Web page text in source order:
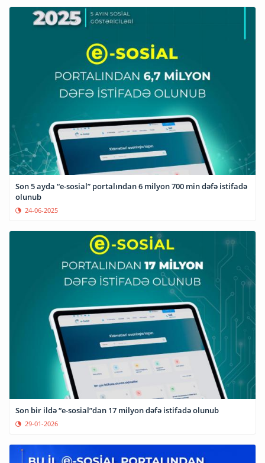
Son 5 ayda “e-sosial” portalından 6 milyon 700 min dəfə istifadə
olunub
24-06-2025
Son bir ildə “e-sosial”dan 17 milyon dəfə istifadə olunub
29-01-2026